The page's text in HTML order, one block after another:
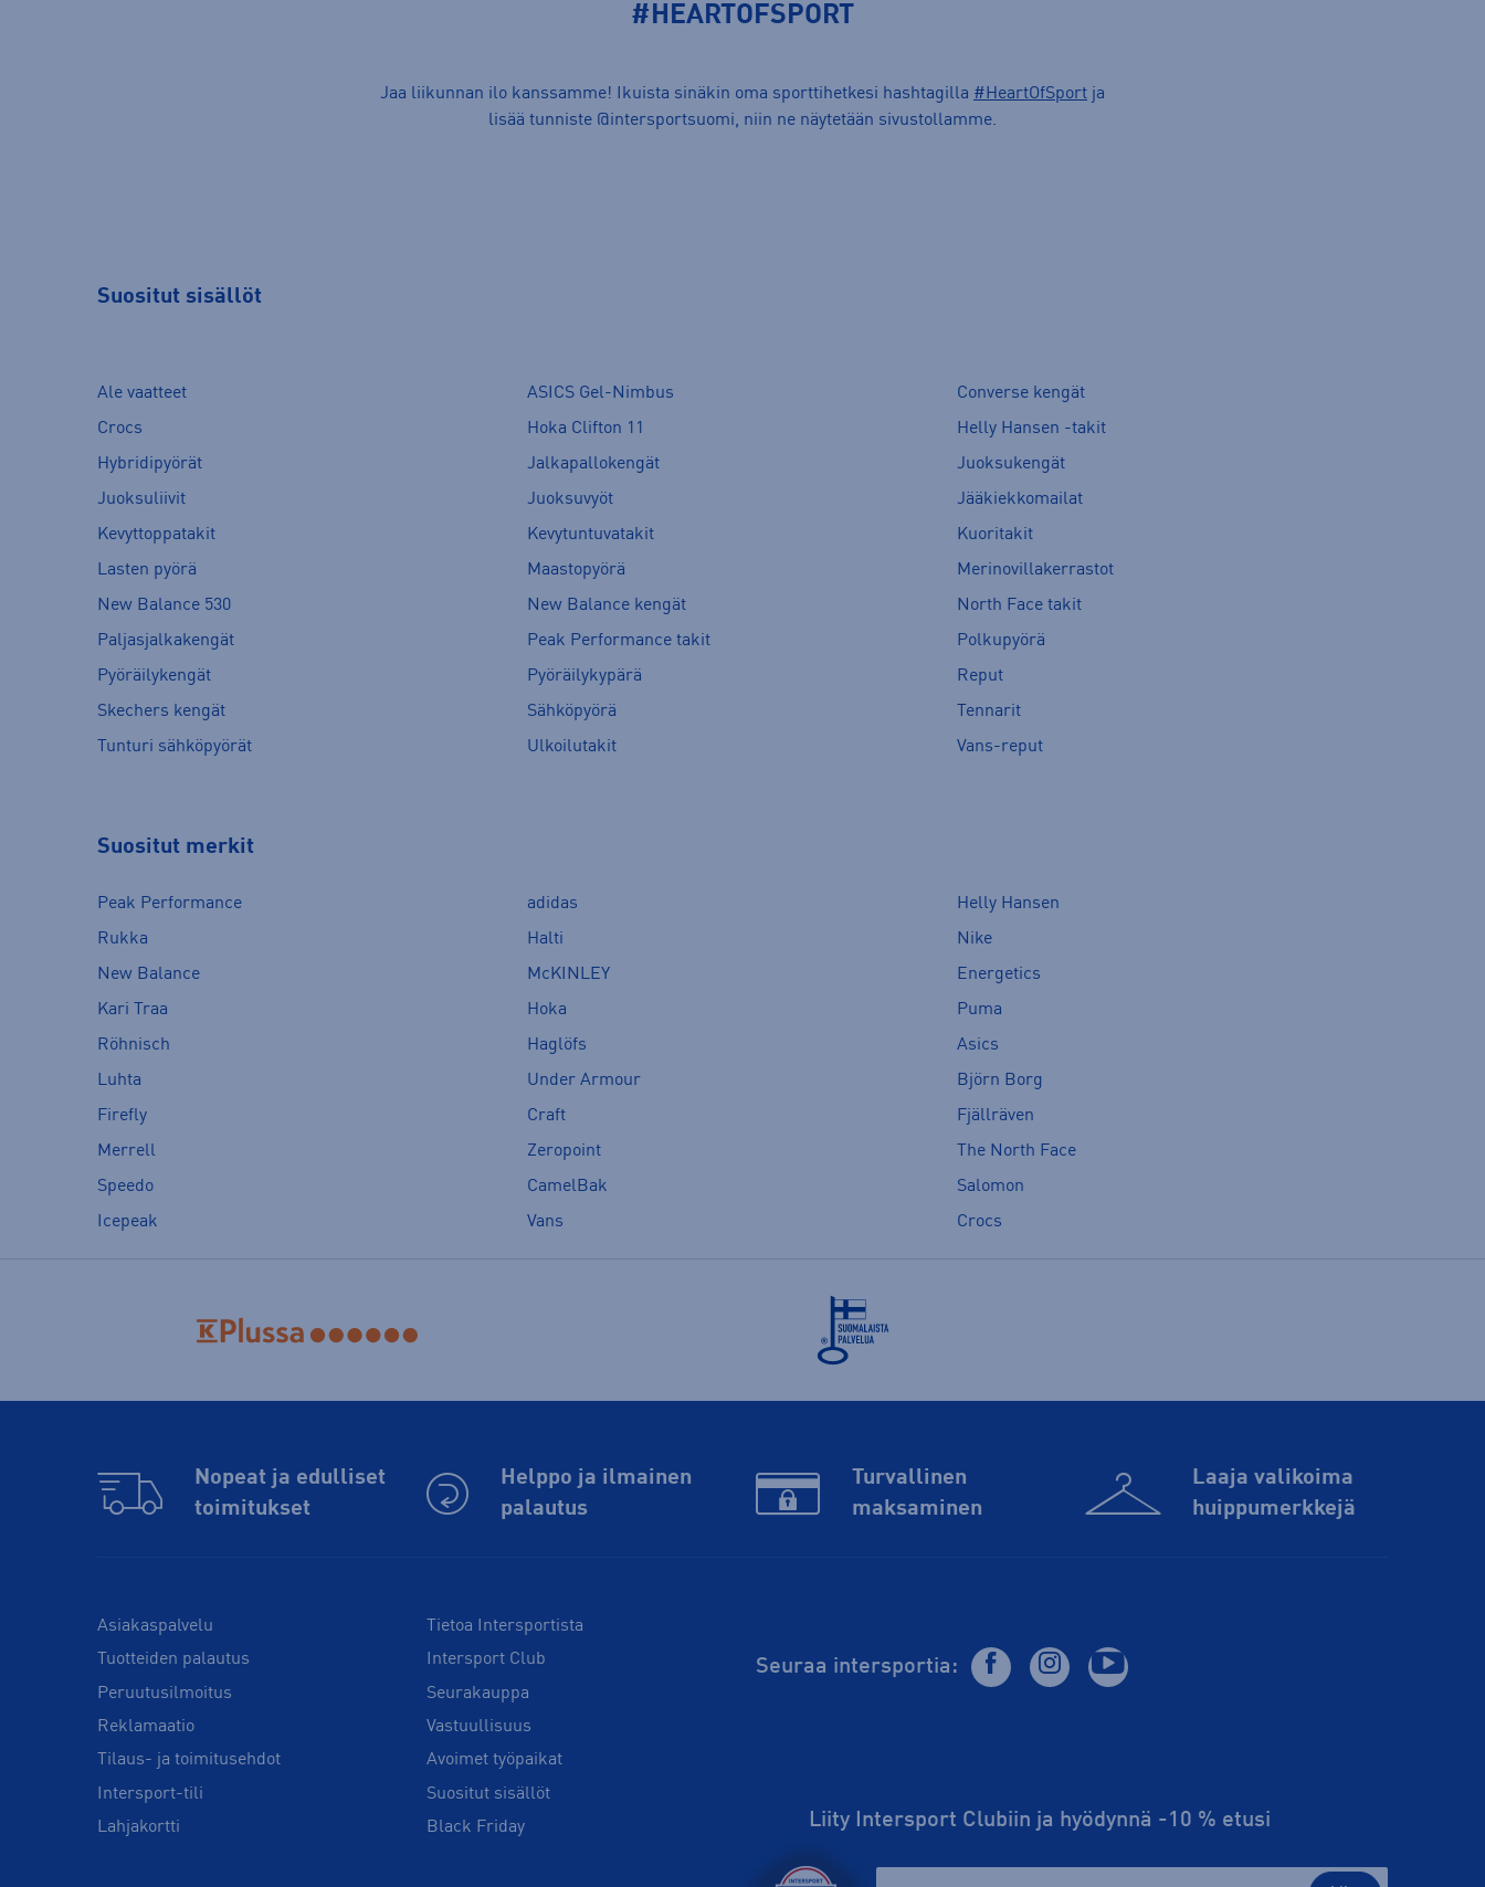
#HEARTOFSPORT
Jaa liikunnan ilo kanssamme! Ikuista sinäkin oma sporttihetkesi hashtagilla #HeartOfSport ja
lisää tunniste @intersportsuomi, niin ne näytetään sivustollamme.
Suositut sisällöt
Ale vaatteet ASICS Gel-Nimbus
Converse kengät
Crocs
Hoka Clifton 11
Helly Hansen -takit
Hybridipyörät
Jalkapallokengät
Juoksukengät
Juoksuliivit
Juoksuvyöt
Jääkiekkomailat
Kevyttoppatakit
Kevytuntuvatakit
Kuoritakit
Lasten pyörä
Maastopyörä
Merinovillakerrastot
New Balance 530
New Balance kengät
North Face takit
Paljasjalkakengät
Peak Performance takit
Polkupyörä
Pyöräilykengät
Pyöräilykypärä
Reput
Skechers kengät
Sähköpyörä
Tennarit
Tunturi sähköpyörät
Ulkoilutakit Vans-reput
Suositut merkit
Peak Performance adidas
Helly Hansen
Rukka
Halti
Nike
New Balance
McKINLEY
Energetics
Kari Traa
Hoka
Puma
Röhnisch
Haglöfs
Asics
Luhta
Under Armour
Björn Borg
Firefly
Craft
Fjällräven
Merrell
Zeropoint
The North Face
Speedo
CamelBak
Salomon
Icepeak
Vans Crocs
Nopeat ja edulliset
toimitukset
Helppo ja ilmainen
palautus
Turvallinen
maksaminen
Laaja valikoima
huippu­merkkejä
Asiakaspalvelu
Tuotteiden palautus
Peruutusilmoitus
Reklamaatio
Tilaus- ja toimitusehdot
Intersport-tili
Lahjakortti
Tietoa Intersportista
Intersport Club
Seurakauppa
Vastuullisuus
Avoimet työpaikat
Suositut sisällöt
Black Friday
Seuraa intersportia:
Liity Intersport Clubiin ja hyödynnä -10 % etusi